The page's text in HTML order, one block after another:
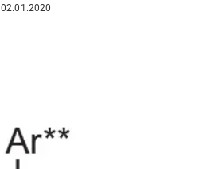
02.01.2020